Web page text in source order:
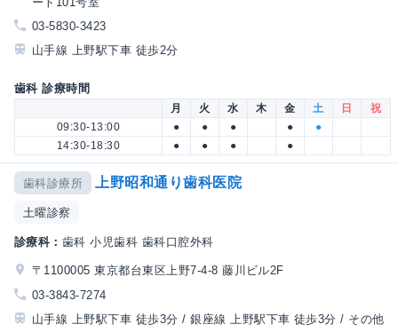
03-5830-3423
山手線 上野駅下車 徒歩2分
歯科 診療時間
月 火 水 木 金 土 日
祝
09:30-13:00
● ● ● ●
●
14:30-18:30
● ● ● ●
歯科診療所 上野昭和通り歯科医院
土曜診察
診療科： 歯科 小児歯科 歯科口腔外科
〒1100005 東京都台東区上野7-4-8 藤川ビル2F
03-3843-7274
山手線 上野駅下車 徒歩3分 / 銀座線 上野駅下車 徒歩3分 / その他